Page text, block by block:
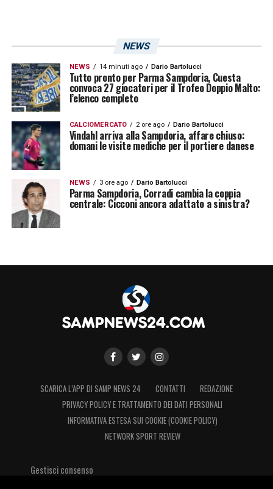
NEWS
NEWS 14 minuti ago Dario Bartolucci
Tutto pronto per Parma Sampdoria, Cuesta
convoca 27 giocatori per il Trofeo Doppio Malto:
l’elenco completo
CALCIOMERCATO 2 ore ago Dario Bartolucci
Vindahl arriva alla Sampdoria, affare chiuso:
domani le visite mediche per il portiere danese
NEWS 3 ore ago Dario Bartolucci
Parma Sampdoria, Corradi cambia la coppia
centrale: Cicconi ancora adattato a sinistra?
SCARICA L’APP DI SAMP NEWS 24 CONTATTI
REDAZIONE
PRIVACY POLICY E TRATTAMENTO DEI DATI PERSONALI
INFORMATIVA ESTESA SUI COOKIE (COOKIE POLICY)
NETWORK SPORT REVIEW
Gestisci consenso